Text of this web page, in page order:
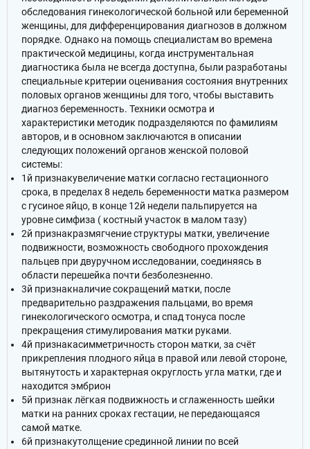
обследования гинекологической больной или беременной
женщины, для дифференцирования диагнозов в должном
порядке. Однако на помощь специалистам во времена
практической медицины, когда инструментальная
диагностика была не всегда доступна, были разработаны
специальные критерии оценивания состояния внутренних
половых органов женщины для того, чтобы выставить
диагноз беременность. Техники осмотра и
характеристики методик подразделяются по фамилиям
авторов, и в основном заключаются в описании
следующих положений органов женской половой
системы:
1й признакувеличение матки согласно гестационного
срока, в пределах 8 недель беременности матка размером
с гусиное яйцо, в конце 12й недели пальпируется на
уровне симфиза ( костный участок в малом тазу)
2й признакразмягчение структуры матки, увеличение
подвижности, возможность свободного прохождения
пальцев при двуручном исследовании, соединяясь в
области перешейка почти безболезненно.
3й признакналичие сокращений матки, после
предварительно раздражения пальцами, во время
гинекологического осмотра, и спад тонуса после
прекращения стимулирования матки руками.
4й признакасимметричность сторон матки, за счёт
прикрепления плодного яйца в правой или левой стороне,
вытянутость и характерная округлость угла матки, где и
находится эмбрион
5й признак лёгкая подвижность и сглаженность шейки
матки на ранних сроках гестации, не передающаяся
самой матке.
6й признакутолщение срединной линии по всей